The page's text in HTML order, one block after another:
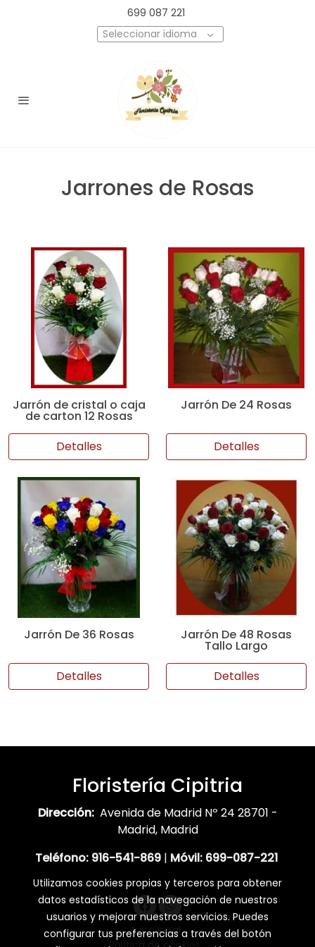
699 087 221
Seleccionar idioma
Jarrones de Rosas
Jarrón de cristal o caja
de carton 12 Rosas
Detalles
Jarrón De 24 Rosas
Detalles
Jarrón De 36 Rosas
Detalles
Jarrón De 48 Rosas
Tallo Largo
Detalles
Floristería Cipitria
Dirección: Avenida de Madrid Nº 24 28701 -
Madrid, Madrid
Teléfono: 916-541-869| Móvil: 699-087-221
Aviso legal
Utilizamos cookies propias y terceros para obtener
datos estadísticos de la navegación de nuestros
usuarios y mejorar nuestros servicios. Puedes
configurar tus preferencias a través del botón